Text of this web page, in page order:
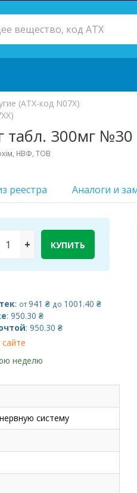
(ATX-код N07X)
табл. 300мг №30
НВФ, ТОВ
реестра Аналоги и
+ КУПИТЬ
: от941 ₴ до 1001.40 ₴
: 950.30 ₴
: 950.30 ₴
неделю
систему